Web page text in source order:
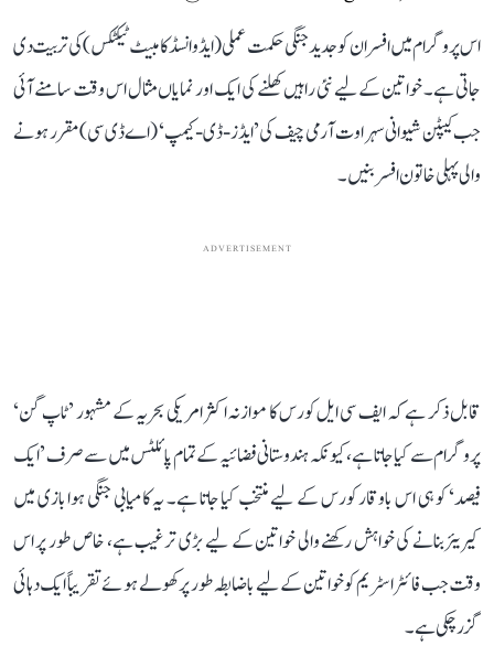
اس پروگرام میں افسران کو جدید جنگی حکمت عملی (ایڈوانسڈ کامبیٹ ٹیکٹکس) کی تربیت دی
جاتی ہے۔ خواتین کے لیے نئی راہیں کھلنے کی ایک اور نمایاں مثال اس وقت سامنے آئی
جب کیپٹن شیوانی سہراوت آرمی چیف کی ’ایڈز-ڈی-کیمپ‘ (اے ڈی سی) مقرر ہونے
والی پہلی خاتون افسر بنیں۔
ADVERTISEMENT
قابل ذکر ہے کہ ایف سی ایل کورس کا موازنہ اکثر امریکی بحریہ کے مشہور ’ٹاپ گن‘
پروگرام سے کیا جاتا ہے، کیونکہ ہندوستانی فضائیہ کے تمام پائلٹس میں سے صرف ’ایک
فیصد‘ کو ہی اس باوقار کورس کے لیے منتخب کیا جاتا ہے۔ یہ کامیابی جنگی ہوا بازی میں
کیریئر بنانے کی خواہش رکھنے والی خواتین کے لیے بڑی ترغیب ہے، خاص طور پر اس
وقت جب فائٹر اسٹریم کو خواتین کے لیے باضابطہ طور پر کھولے ہوئے تقریباً ایک دہائی
گزر چکی ہے۔